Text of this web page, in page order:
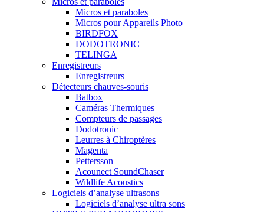
Micros et paraboles
Micros pour Appareils Photo
BIRDFOX
DODOTRONIC
TELINGA
Enregistreurs
Enregistreurs
Détecteurs chauves-souris
Batbox
Caméras Thermiques
Compteurs de passages
Dodotronic
Leurres à Chiroptères
Magenta
Pettersson
Acounect SoundChaser
Wildlife Acoustics
Logiciels d’analyse ultrasons
Logiciels d’analyse ultra sons